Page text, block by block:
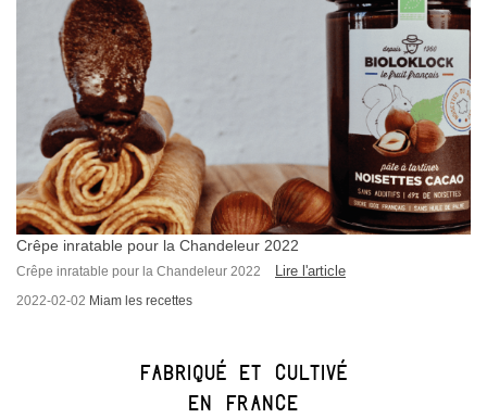
Crêpe inratable pour la Chandeleur 2022
Crêpe inratable pour la Chandeleur 2022 Lire l'article
2022-02-02 Miam les recettes
Fabriqué et cultivé
en france